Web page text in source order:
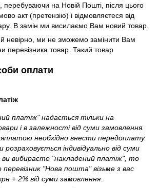
перебуваючи на Новій Пошті, після цього
акт (претензію) і відмовляєтеся від
В замін ми висилаємо Вам новий товар.
невірно, ми не зможемо замінити Вам
перевізника товар. Такий товар
оплати
платіж" надається тільки на
і в залежності від суми замовлення.
необхідно внести передоплату.
індивідуально від суми
вибираєте "накладений платіж", то
"Нова пошта" візьме з вас
+ 2% від суми замовлення.